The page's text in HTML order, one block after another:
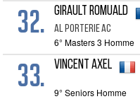
32. GIRAULT Romuald
AL PORTERIE AC
6° Masters 3 Homme
33. VINCENT Axel
9° Seniors Homme